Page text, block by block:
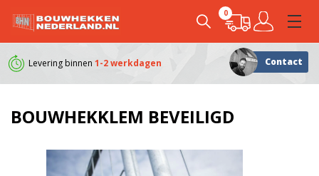
0
Levering binnen1-2 werkdagen Klanten geven ons
Contact
BOUWHEKKLEM BEVEILIGD